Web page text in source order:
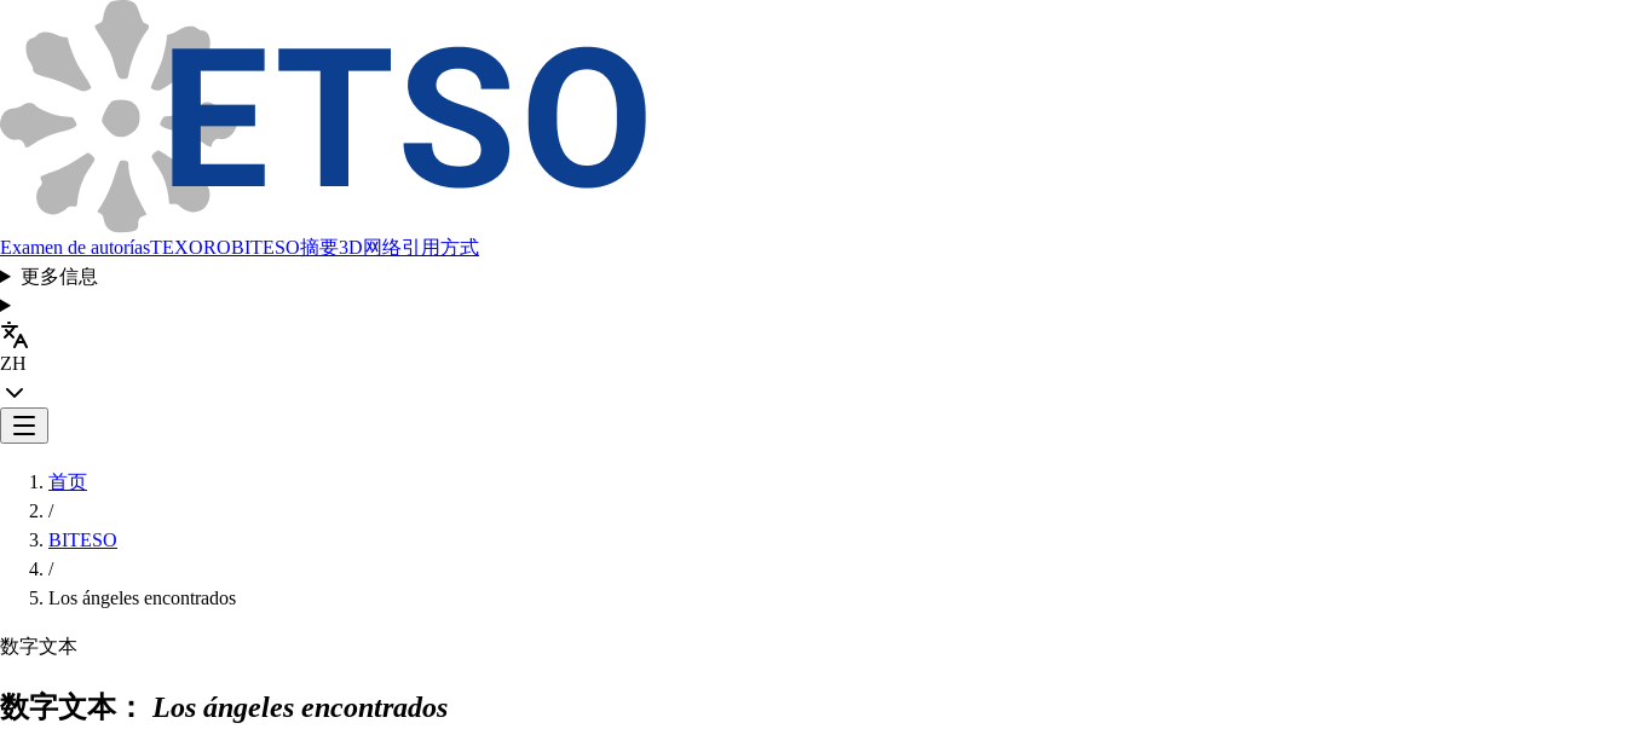
Examen de autoríasTEXOROBITESO摘要3D网络引用方式
更多信息
ZH
首页
/
BITESO
/
Los ángeles encontrados
数字文本
数字文本： Los ángeles encontrados